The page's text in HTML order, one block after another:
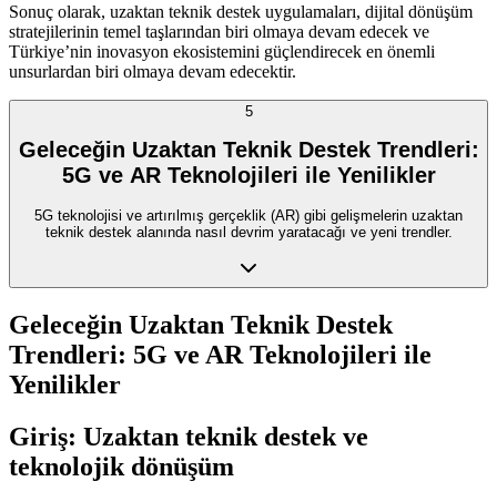
Sonuç olarak, uzaktan teknik destek uygulamaları, dijital dönüşüm
stratejilerinin temel taşlarından biri olmaya devam edecek ve
Türkiye’nin inovasyon ekosistemini güçlendirecek en önemli
unsurlardan biri olmaya devam edecektir.
5
Geleceğin Uzaktan Teknik Destek Trendleri:
5G ve AR Teknolojileri ile Yenilikler
5G teknolojisi ve artırılmış gerçeklik (AR) gibi gelişmelerin uzaktan
teknik destek alanında nasıl devrim yaratacağı ve yeni trendler.
Geleceğin Uzaktan Teknik Destek
Trendleri: 5G ve AR Teknolojileri ile
Yenilikler
Giriş: Uzaktan teknik destek ve
teknolojik dönüşüm